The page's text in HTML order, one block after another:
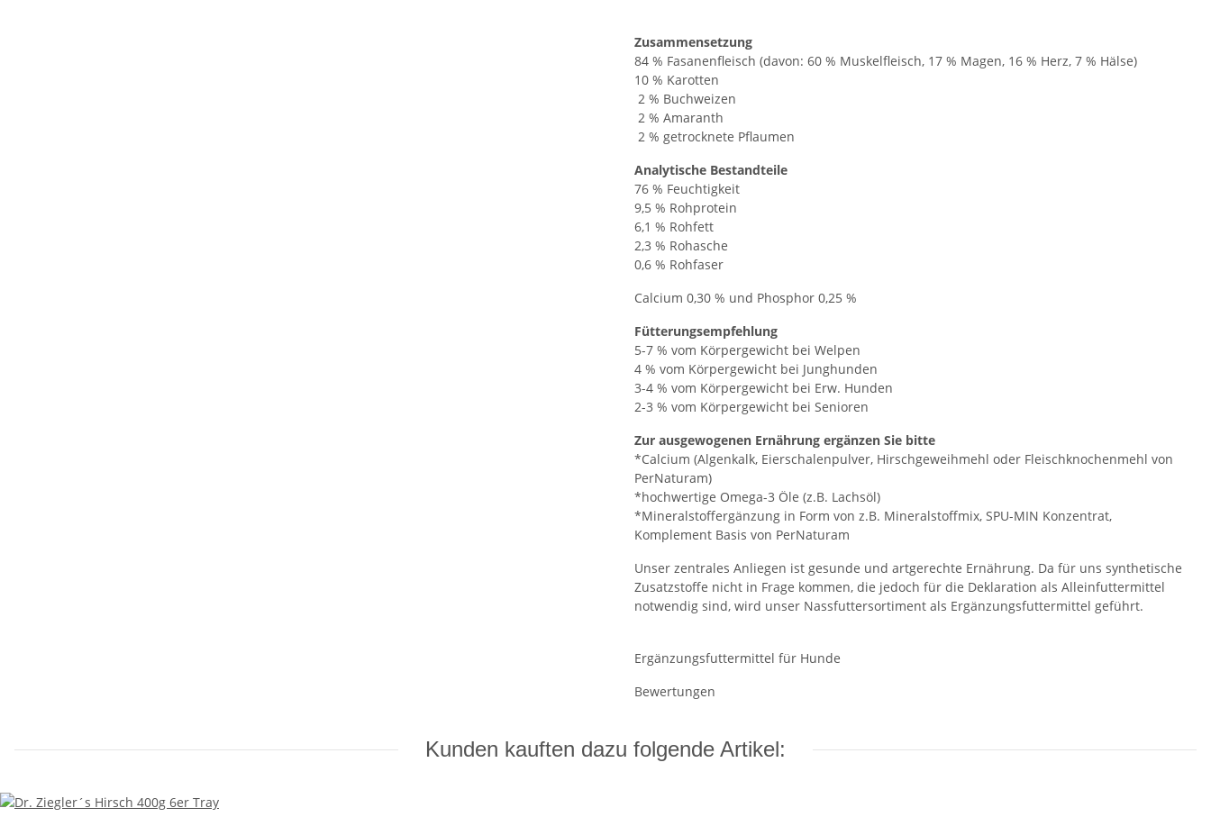
Zusammensetzung
84 % Fasanenfleisch (davon: 60 % Muskelfleisch, 17 % Magen, 16 % Herz, 7 % Hälse)
10 % Karotten
2 % Buchweizen
2 % Amaranth
2 % getrocknete Pflaumen
Analytische Bestandteile
76 % Feuchtigkeit
9,5 % Rohprotein
6,1 % Rohfett
2,3 % Rohasche
0,6 % Rohfaser
Calcium 0,30 % und Phosphor 0,25 %
Fütterungsempfehlung
5-7 % vom Körpergewicht bei Welpen
4 % vom Körpergewicht bei Junghunden
3-4 % vom Körpergewicht bei Erw. Hunden
2-3 % vom Körpergewicht bei Senioren
Zur ausgewogenen Ernährung ergänzen Sie bitte
*Calcium (Algenkalk, Eierschalenpulver, Hirschgeweihmehl oder Fleischknochenmehl von
PerNaturam)
*hochwertige Omega-3 Öle (z.B. Lachsöl)
*Mineralstoffergänzung in Form von z.B. Mineralstoffmix, SPU-MIN Konzentrat,
Komplement Basis von PerNaturam
Unser zentrales Anliegen ist gesunde und artgerechte Ernährung. Da für uns synthetische
Zusatzstoffe nicht in Frage kommen, die jedoch für die Deklaration als Alleinfuttermittel
notwendig sind, wird unser Nassfuttersortiment als Ergänzungsfuttermittel geführt.
Ergänzungsfuttermittel für Hunde
Bewertungen
Kunden kauften dazu folgende Artikel: